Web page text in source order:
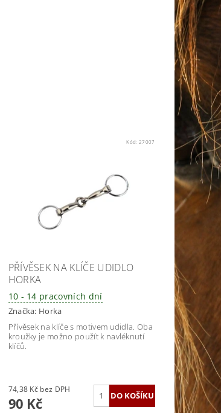
Kód:27007
PŘÍVĚSEK NA KLÍČE UDIDLO
HORKA
10 - 14 pracovních dní
Značka: Horka
Přívěsek na klíče s motivem udidla. Oba
kroužky je možno použít k navléknutí
klíčů.
74,38 Kč bez DPH
90 Kč